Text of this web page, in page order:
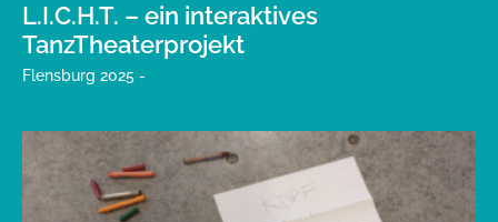
L.I.C.H.T. – ein interaktives
TanzTheaterprojekt
Flensburg 2025 -